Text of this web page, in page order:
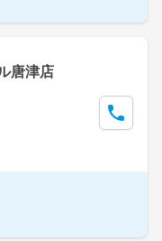
唐津店